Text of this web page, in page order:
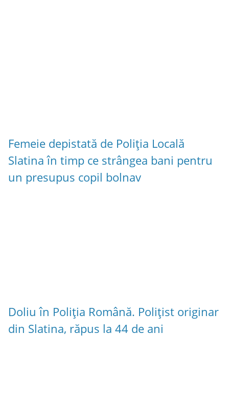
Femeie depistată de Poliția Locală
Slatina în timp ce strângea bani pentru
un presupus copil bolnav
Doliu în Poliția Română. Polițist originar
din Slatina, răpus la 44 de ani